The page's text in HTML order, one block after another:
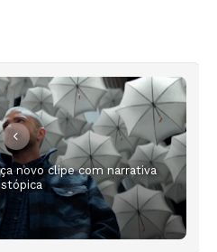
novo clipe com narrativa